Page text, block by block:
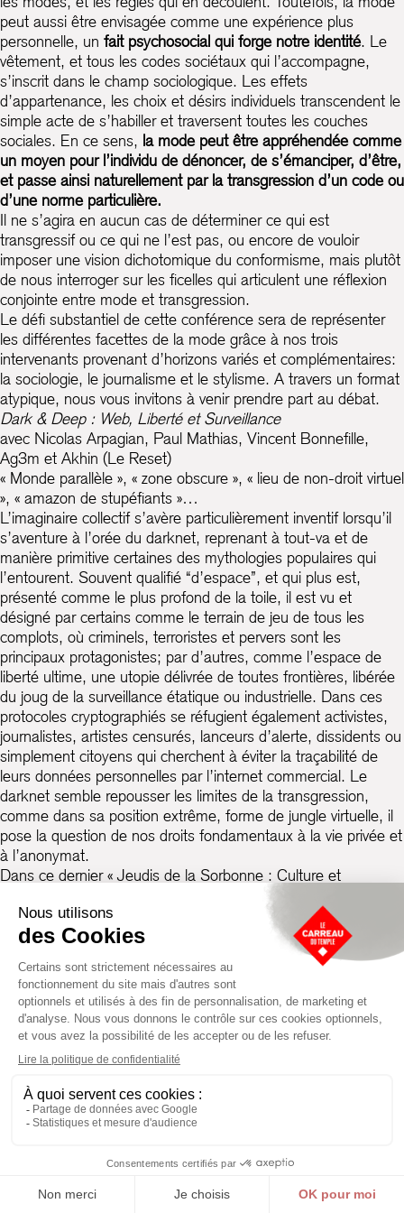
peut aussi être envisagée comme une expérience plus
personnelle, un fait psychosocial qui forge notre identité. Le
vêtement, et tous les codes sociétaux qui l’accompagne,
s’inscrit dans le champ sociologique. Les effets
d’appartenance, les choix et désirs individuels transcendent le
simple acte de s’habiller et traversent toutes les couches
sociales. En ce sens, la mode peut être appréhendée comme
un moyen pour l’individu de dénoncer, de s’émanciper, d’être,
et passe ainsi naturellement par la transgression d’un code ou
d’une norme particulière.
Il ne s’agira en aucun cas de déterminer ce qui est
transgressif ou ce qui ne l’est pas, ou encore de vouloir
imposer une vision dichotomique du conformisme, mais plutôt
de nous interroger sur les ficelles qui articulent une réflexion
conjointe entre mode et transgression.
Le défi substantiel de cette conférence sera de représenter
les différentes facettes de la mode grâce à nos trois
intervenants provenant d’horizons variés et complémentaires:
la sociologie, le journalisme et le stylisme. A travers un format
atypique, nous vous invitons à venir prendre part au débat.
Dark & Deep : Web, Liberté et Surveillance
avec Nicolas Arpagian, Paul Mathias, Vincent Bonnefille,
Ag3m et Akhin (Le Reset)
« Monde parallèle », « zone obscure », « lieu de non-droit virtuel
», « amazon de stupéfiants »…
L’imaginaire collectif s’avère particulièrement inventif lorsqu’il
s’aventure à l’orée du darknet, reprenant à tout-va et de
manière primitive certaines des mythologies populaires qui
l’entourent. Souvent qualifié “d’espace”, et qui plus est,
présenté comme le plus profond de la toile, il est vu et
désigné par certains comme le terrain de jeu de tous les
complots, où criminels, terroristes et pervers sont les
principaux protagonistes; par d’autres, comme l’espace de
liberté ultime, une utopie délivrée de toutes frontières, libérée
du joug de la surveillance étatique ou industrielle. Dans ces
protocoles cryptographiés se réfugient également activistes,
journalistes, artistes censurés, lanceurs d’alerte, dissidents ou
simplement citoyens qui cherchent à éviter la traçabilité de
leurs données personnelles par l’internet commercial. Le
darknet semble repousser les limites de la transgression,
comme dans sa position extrême, forme de jungle virtuelle, il
pose la question de nos droits fondamentaux à la vie privée et
à l’anonymat.
Dans ce dernier « Jeudis de la Sorbonne : Culture et
étudiants de Master 1 "Direction de Projets ou
d'Etablissements Culturels" de l'Université Paris 1 Panthéon-
Sorbonne, nous sommes à la recherche de gestes
transgressifs, qui semblent s’être raréfiés face aux effets de
surveillances étendues imposés dans le monde global
contemporain. Certaines questions se posent. Tout d’abord,
quelle place pour la liberté d’expression dans un monde
d’interconnexion généralisée, de géolocalisation et de
surveillance, et comment le darknet permet-il de repenser
l’idée même de transgression ? Le darknet se place-t-il
comme une forme d’opposition ou d’alternative au réel ?
création artistique ? Franchir le seuil de cet « abîme » est-il
l’acte ultime de transgression ?